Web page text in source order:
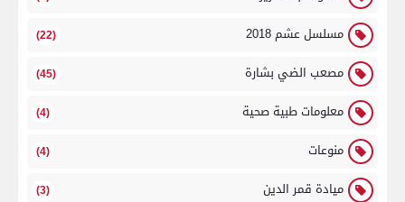
مسلسل عشم 2018 (22)
مصعب الضي بشارة (45)
معلومات طبية صحية (4)
منوعات (4)
ميادة قمر الدين (3)